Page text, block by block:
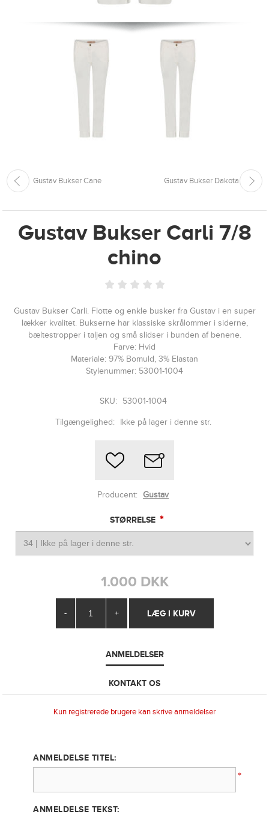
Gustav Bukser Cane Gustav Bukser Dakota
Gustav Bukser Carli 7/8
chino
Gustav Bukser Carli. Flotte og enkle busker fra Gustav i en super
lækker kvalitet. Bukserne har klassiske skrålommer i siderne,
bæltestropper i taljen og små slidser i bunden af benene.
Farve: Hvid
Materiale: 97% Bomuld, 3% Elastan
Stylenummer: 53001-1004
SKU: 53001-1004
Tilgængelighed: Ikke på lager i denne str.
Producent: Gustav
STØRRELSE *
1.000 DKK
- +
ANMELDELSER
KONTAKT OS
Kun registrerede brugere kan skrive anmeldelser
ANMELDELSE TITEL:
*
ANMELDELSE TEKST: